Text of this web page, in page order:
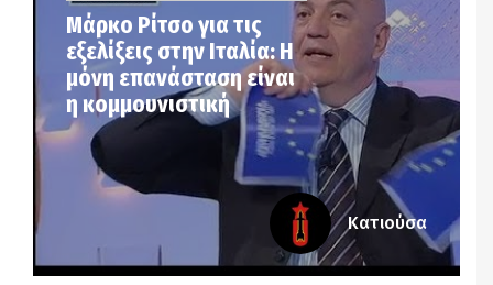
Μάρκο Ρίτσο για τις
εξελίξεις στην Ιταλία: Η
μόνη επανάσταση είναι
η κομμουνιστική
Κατιούσα